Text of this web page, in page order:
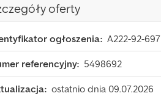
oferty
ogłoszenia: A222-92-697
referencyjny: 5498692
ostatnio dnia 09.07.2026